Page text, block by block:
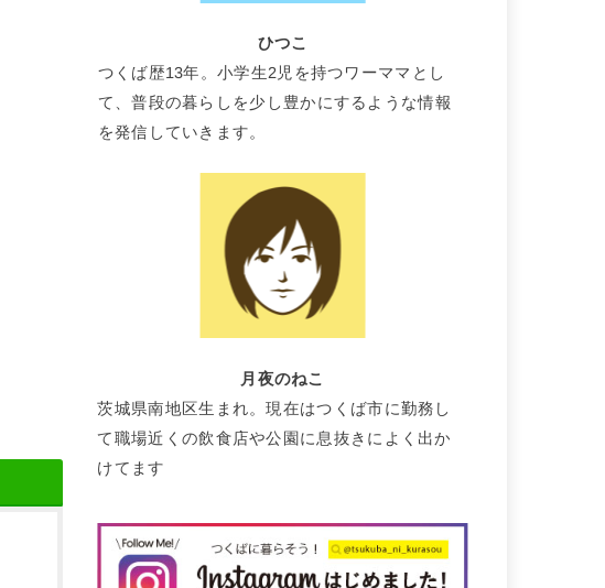
ひつこ
つくば歴13年。小学生2児を持つワーママとし
て、普段の暮らしを少し豊かにするような情報
を発信していきます。
月夜のねこ
茨城県南地区生まれ。現在はつくば市に勤務し
て職場近くの飲食店や公園に息抜きによく出か
けてます